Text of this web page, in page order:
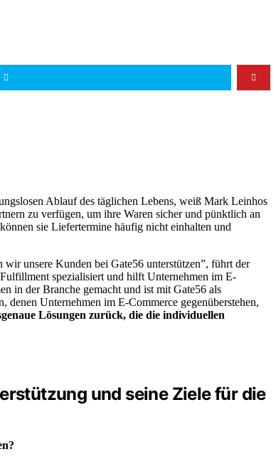
Ablauf des täglichen Lebens, weiß Mark Leinhos
zu verfügen, um ihre Waren sicher und pünktlich an
sie Liefertermine häufig nicht einhalten und
unsere Kunden bei Gate56 unterstützen”, führt der
spezialisiert und hilft Unternehmen im E-
in der Branche gemacht und ist mit Gate56 als
Unternehmen im E-Commerce gegenüberstehen,
Lösungen zurück, die die individuellen
und seine Ziele für die